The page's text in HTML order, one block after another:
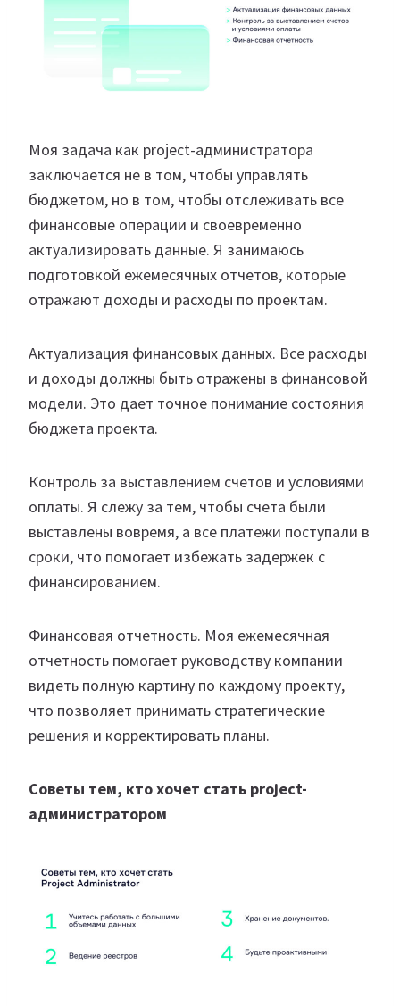
Моя задача как project-администратора
заключается не в том, чтобы управлять
бюджетом, но в том, чтобы отслеживать все
финансовые операции и своевременно
актуализировать данные. Я занимаюсь
подготовкой ежемесячных отчетов, которые
отражают доходы и расходы по проектам.
Актуализация финансовых данных. Все расходы
и доходы должны быть отражены в финансовой
модели. Это дает точное понимание состояния
бюджета проекта.
Контроль за выставлением счетов и условиями
оплаты. Я слежу за тем, чтобы счета были
выставлены вовремя, а все платежи поступали в
сроки, что помогает избежать задержек с
финансированием.
Финансовая отчетность. Моя ежемесячная
отчетность помогает руководству компании
видеть полную картину по каждому проекту,
что позволяет принимать стратегические
решения и корректировать планы.
Советы тем, кто хочет стать project-
администратором